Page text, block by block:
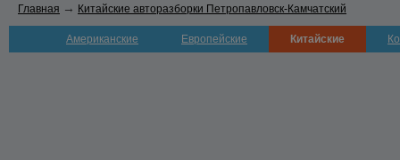
Главная → Китайские авторазборки Петропавловск-Камчатский
Американские Европейские Китайские